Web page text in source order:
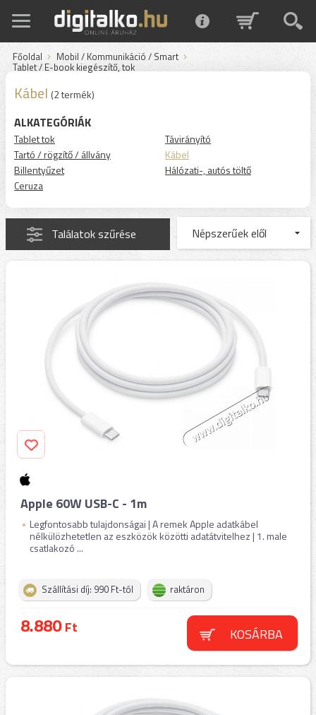
Főoldal Mobil / Kommunikáció / Smart
Tablet / E-book kiegészítő, tok
Kábel (2 termék)
ALKATEGÓRIÁK
Tablet tok
Tartó / rögzítő / állvány
Billentyűzet
Ceruza
Távirányító
Kábel
Hálózati-, autós töltő
Találatok szűrése
Apple 60W USB-C - 1m
Legfontosabb tulajdonságai | A remek Apple adatkábel
nélkülözhetetlen az eszközök közötti adatátvitelhez | 1. male
csatlakozó ...
Szállítási díj: 990 Ft-tól raktáron
8.880Ft KOSÁRBA